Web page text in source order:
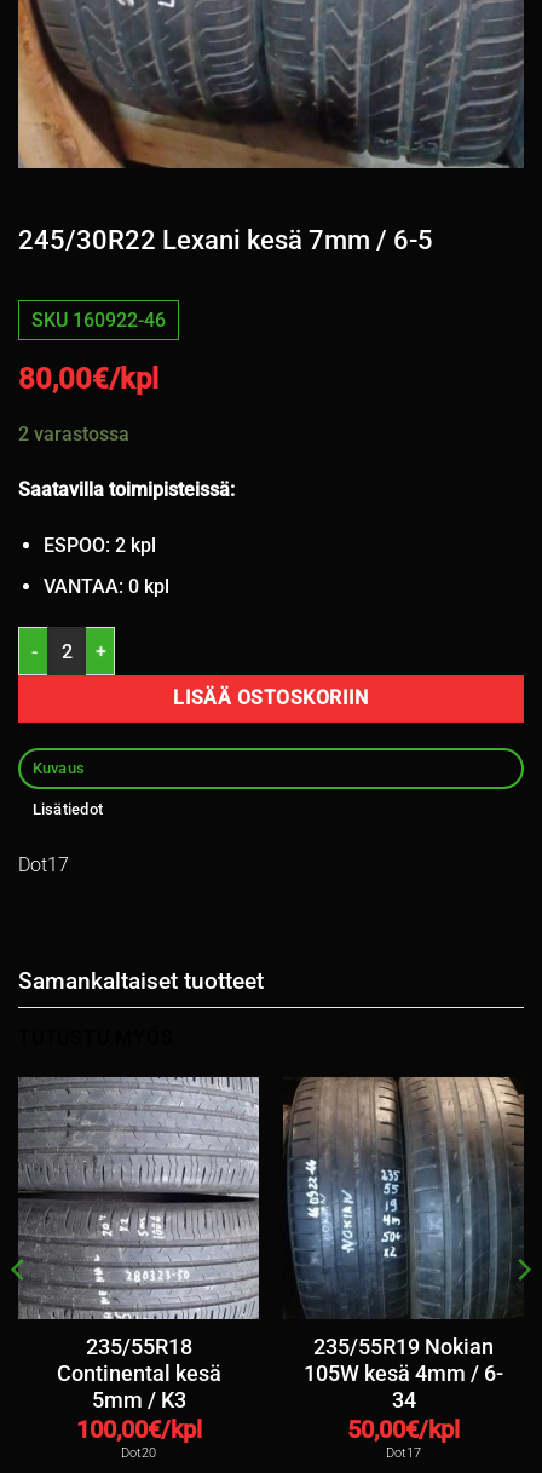
245/30R22 Lexani kesä 7mm / 6-5
SKU 160922-46
80,00€/kpl
2 varastossa
Saatavilla toimipisteissä:
ESPOO: 2 kpl
VANTAA: 0 kpl
245/30R22 Lexani kesä 7mm / 6-5 määrä
LISÄÄ OSTOSKORIIN
Kuvaus
Lisätiedot
Dot17
Samankaltaiset tuotteet
235/55R18
Continental kesä
5mm / K3
100,00€/kpl
Dot20
235/55R19 Nokian
105W kesä 4mm / 6-
34
50,00€/kpl
Dot17